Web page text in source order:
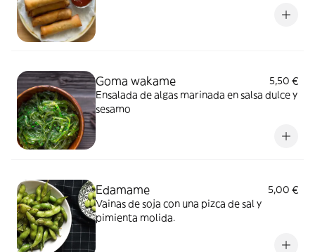
Goma wakame
5,50 €
Ensalada de algas marinada en salsa dulce y
sesamo
Edamame
5,00 €
Vainas de soja con una pizca de sal y
pimienta molida.